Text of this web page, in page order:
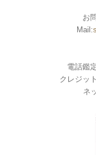
お
Mail:
電話鑑
クレジッ
ネ